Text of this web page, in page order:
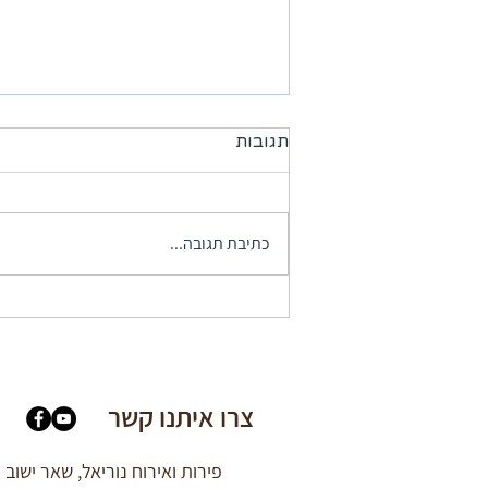
תגובות
כתיבת תגובה...
צרו איתנו קשר
פירות ואירוח נוריאל, שאר ישוב